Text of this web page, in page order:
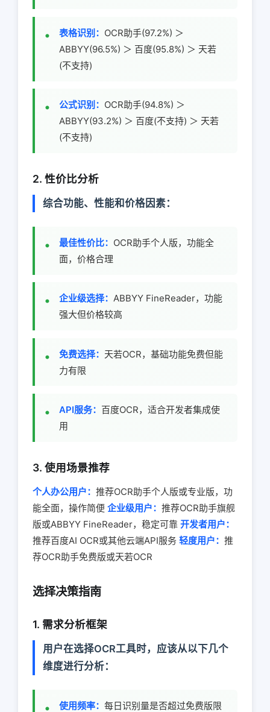
表格识别： OCR助手(97.2%) ＞
ABBYY(96.5%) ＞ 百度(95.8%) ＞ 天若
(不支持)
公式识别： OCR助手(94.8%) ＞
ABBYY(93.2%) ＞ 百度(不支持) ＞ 天若
(不支持)
2. 性价比分析
综合功能、性能和价格因素：
最佳性价比： OCR助手个人版，功能全
面，价格合理
企业级选择： ABBYY FineReader，功能
强大但价格较高
免费选择： 天若OCR，基础功能免费但能
力有限
API服务： 百度OCR，适合开发者集成使
用
3. 使用场景推荐
个人办公用户： 推荐OCR助手个人版或专业版，功
能全面，操作简便 企业级用户： 推荐OCR助手旗舰
版或ABBYY FineReader，稳定可靠 开发者用户：
推荐百度AI OCR或其他云端API服务 轻度用户： 推
荐OCR助手免费版或天若OCR
选择决策指南
1. 需求分析框架
用户在选择OCR工具时，应该从以下几个
维度进行分析：
使用频率： 每日识别量是否超过免费版限